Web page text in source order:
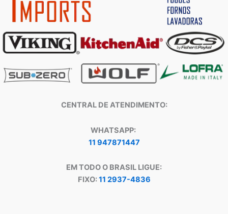
CENTRAL DE ATENDIMENTO:
WHATSAPP:
11 947871447
EM TODO O BRASIL LIGUE:
FIXO:11 2937-4836